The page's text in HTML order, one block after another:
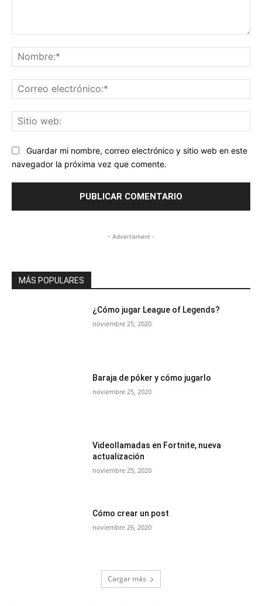
Guardar mi nombre, correo electrónico y sitio web en este
navegador la próxima vez que comente.
- Advertisment -
MÁS POPULARES
¿Cómo jugar League of Legends?
noviembre 25, 2020
Baraja de póker y cómo jugarlo
noviembre 25, 2020
Videollamadas en Fortnite, nueva
actualización
noviembre 25, 2020
Cómo crear un post
noviembre 26, 2020
Cargar más